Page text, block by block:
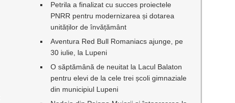
Petrila a finalizat cu succes proiectele
PNRR pentru modernizarea și dotarea
unităților de învățământ
Aventura Red Bull Romaniacs ajunge, pe
30 iulie, la Lupeni
O săptămână de neuitat la Lacul Balaton
pentru elevi de la cele trei școli gimnaziale
din municipiul Lupeni